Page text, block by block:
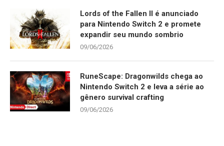
Lords of the Fallen II é anunciado
para Nintendo Switch 2 e promete
expandir seu mundo sombrio
09/06/2026
RuneScape: Dragonwilds chega ao
Nintendo Switch 2 e leva a série ao
gênero survival crafting
09/06/2026